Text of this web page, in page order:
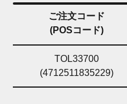
ご注文コード
(POSコード)
TOL33700
(4712511835229)